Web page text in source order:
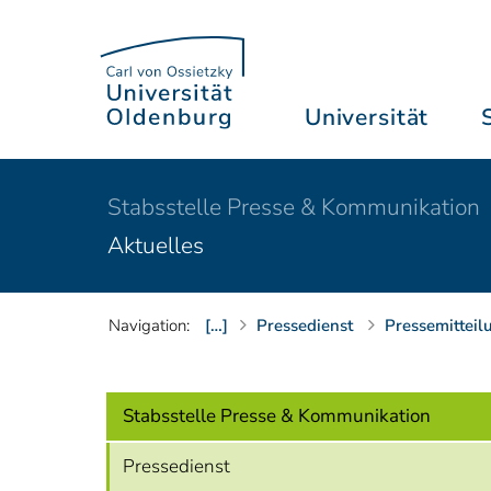
Universität
Stabsstelle Presse & Kommunikation
Aktuelles
Navigation: […] Pressedienst
Stabsstelle Presse & Kommunikation
Pressedienst